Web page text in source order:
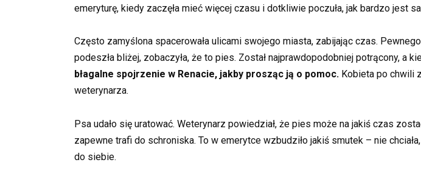
emeryturę, kiedy zaczęła mieć więcej czasu i dotkliwie poczuła, jak bardzo jest
Często zamyślona spacerowała ulicami swojego miasta, zabijając czas.
podeszła bliżej, zobaczyła, że to pies. Został najprawdopodobniej potrącony, a
błagalne spojrzenie w Renacie, jakby prosząc ją o pomoc. Kobieta po chwili
weterynarza.
Psa udało się uratować. Weterynarz powiedział, że pies może na jakiś czas
zapewne trafi do schroniska. To w emerytce wzbudziło jakiś smutek – nie
do siebie.